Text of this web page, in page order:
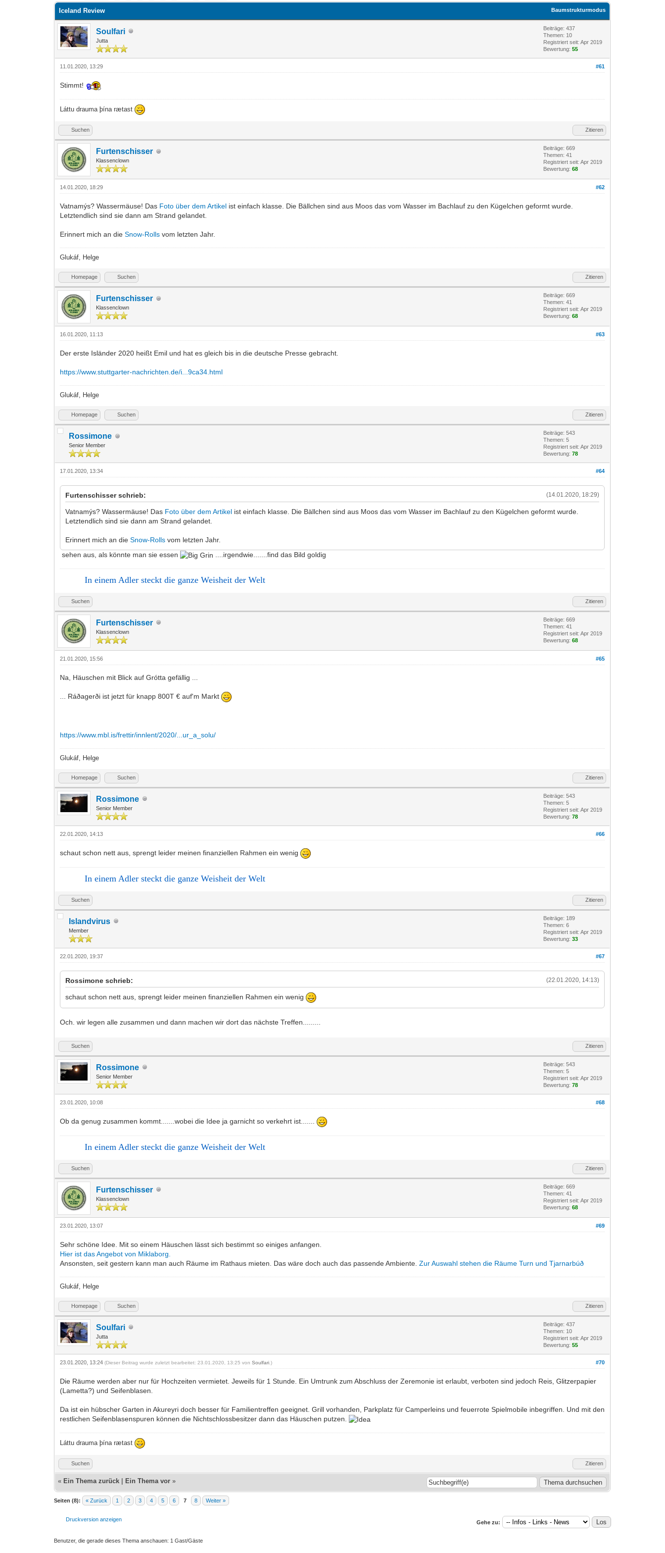
Baumstrukturmodus
Iceland Review
Soulfari
Jutta
Beiträge: 437
Themen: 10
Registriert seit: Apr 2019
Bewertung:55
#61
11.01.2020, 13:29
Stimmt!
Láttu drauma þína rætast
Suchen Zitieren
Furtenschisser
Klassenclown
Beiträge: 669
Themen: 41
Registriert seit: Apr 2019
Bewertung:68
#62
14.01.2020, 18:29
Vatnamýs? Wassermäuse! Das Foto über dem Artikel ist einfach klasse. Die Bällchen sind aus Moos das vom Wasser im Bachlauf zu den Kügelchen geformt wurde.
Letztendlich sind sie dann am Strand gelandet.
Erinnert mich an dieSnow-Rolls vom letzten Jahr.
Glukáf, Helge
Homepage Suchen Zitieren
Furtenschisser
Klassenclown
Beiträge: 669
Themen: 41
Registriert seit: Apr 2019
Bewertung:68
#63
16.01.2020, 11:13
Der erste Isländer 2020 heißt Emil und hat es gleich bis in die deutsche Presse gebracht.
https://www.stuttgarter-nachrichten.de/i...9ca34.html
Glukáf, Helge
Homepage Suchen Zitieren
Rossimone
Senior Member
Beiträge: 543
Themen: 5
Registriert seit: Apr 2019
Bewertung:78
#64
17.01.2020, 13:34
(14.01.2020, 18:29)
Furtenschisser schrieb:
Vatnamýs? Wassermäuse! Das Foto über dem Artikel ist einfach klasse. Die Bällchen sind aus Moos das vom Wasser im Bachlauf zu den Kügelchen geformt wurde.
Letztendlich sind sie dann am Strand gelandet.
Erinnert mich an dieSnow-Rolls vom letzten Jahr.
sehen aus, als könnte man sie essen
....irgendwie.......find das Bild goldig
In einem Adler steckt die ganze Weisheit der Welt
Suchen Zitieren
Furtenschisser
Klassenclown
Beiträge: 669
Themen: 41
Registriert seit: Apr 2019
Bewertung:68
#65
21.01.2020, 15:56
Na, Häuschen mit Blick auf Grótta gefällig ...
... Ráðagerði ist jetzt für knapp 800T € auf'm Markt
https://www.mbl.is/frettir/innlent/2020/...ur_a_solu/
Glukáf, Helge
Homepage Suchen Zitieren
Rossimone
Senior Member
Beiträge: 543
Themen: 5
Registriert seit: Apr 2019
Bewertung:78
#66
22.01.2020, 14:13
schaut schon nett aus, sprengt leider meinen finanziellen Rahmen ein wenig
In einem Adler steckt die ganze Weisheit der Welt
Suchen Zitieren
Islandvirus
Member
Beiträge: 189
Themen: 6
Registriert seit: Apr 2019
Bewertung:33
#67
22.01.2020, 19:37
(22.01.2020, 14:13)
Rossimone schrieb:
schaut schon nett aus, sprengt leider meinen finanziellen Rahmen ein wenig
Och. wir legen alle zusammen und dann machen wir dort das nächste Treffen.........
Suchen Zitieren
Rossimone
Senior Member
Beiträge: 543
Themen: 5
Registriert seit: Apr 2019
Bewertung:78
#68
23.01.2020, 10:08
Ob da genug zusammen kommt.......wobei die Idee ja garnicht so verkehrt ist.......
In einem Adler steckt die ganze Weisheit der Welt
Suchen Zitieren
Furtenschisser
Klassenclown
Beiträge: 669
Themen: 41
Registriert seit: Apr 2019
Bewertung:68
#69
23.01.2020, 13:07
Sehr schöne Idee. Mit so einem Häuschen lässt sich bestimmt so einiges anfangen.
Hier ist das Angebot von Miklaborg.
Ansonsten, seit gestern kann man auch Räume im Rathaus mieten. Das wäre doch auch das passende Ambiente.Zur Auswahl stehen die Räume Turn und Tjarnarbúð
Glukáf, Helge
Homepage Suchen Zitieren
Soulfari
Jutta
Beiträge: 437
Themen: 10
Registriert seit: Apr 2019
Bewertung:55
#70
23.01.2020, 13:24(Dieser Beitrag wurde zuletzt bearbeitet: 23.01.2020, 13:25 vonSoulfari .)
Die Räume werden aber nur für Hochzeiten vermietet. Jeweils für 1 Stunde. Ein Umtrunk zum Abschluss der Zeremonie ist erlaubt, verboten sind jedoch Reis, Glitzerpapier
(Lametta?) und Seifenblasen.
Da ist ein hübscher Garten in Akureyri doch besser für Familientreffen geeignet. Grill vorhanden, Parkplatz für Camperleins und feuerrote Spielmobile inbegriffen. Und mit den
restlichen Seifenblasenspuren können die Nichtschlossbesitzer dann das Häuschen putzen.
Láttu drauma þína rætast
Suchen Zitieren
« Ein Thema zurück Ein Thema vor »
Seiten (8): « Zurück 1 2 3 4 5 6 7 8 Weiter »
Druckversion anzeigen Gehe zu:
Benutzer, die gerade dieses Thema anschauen: 1 Gast/Gäste